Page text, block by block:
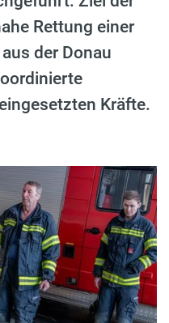
Rettung einer
der Donau
Kräfte.